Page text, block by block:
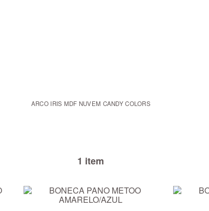
ARCO IRIS MDF NUVEM CANDY COLORS
1 item